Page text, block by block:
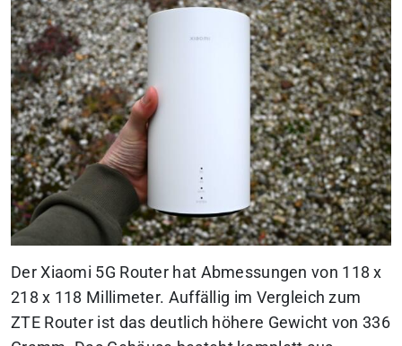
Der Xiaomi 5G Router hat Abmessungen von 118 x
218 x 118 Millimeter. Auffällig im Vergleich zum
ZTE Router ist das deutlich höhere Gewicht von 336